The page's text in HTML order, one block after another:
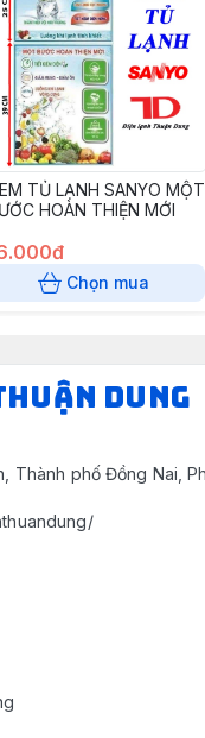
TỦ LẠNH SANYO MỘT
HOÀN THIỆN MỚI
Chọn mua
DUNG
Thành phố Đồng Nai,